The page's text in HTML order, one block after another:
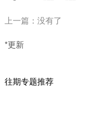
上一篇：没有了
*更新
往期专题推荐